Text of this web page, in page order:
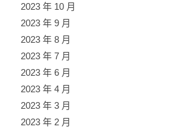
2023 年 10 月
2023 年 9 月
2023 年 8 月
2023 年 7 月
2023 年 6 月
2023 年 4 月
2023 年 3 月
2023 年 2 月